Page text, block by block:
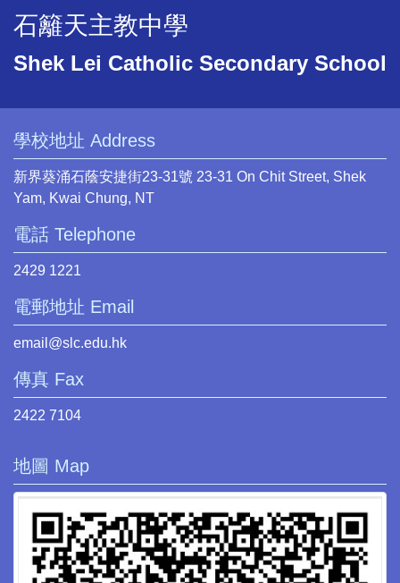
石籬天主教中學
Shek Lei Catholic Secondary School
學校地址 Address
新界葵涌石蔭安捷街23-31號 23-31 On Chit Street, Shek
Yam, Kwai Chung, NT
電話 Telephone
2429 1221
電郵地址 Email
email@slc.edu.hk
傳真 Fax
2422 7104
地圖 Map